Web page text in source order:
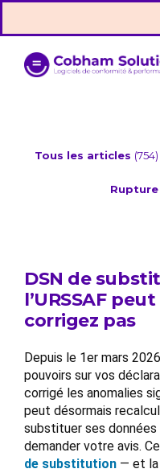
Tous les articles (754)
DSN de
l’URSSAF
corrigez pas
Depuis le 1er mars
pouvoirs sur vos
corrigé les anomalies
peut désormais
substituer ses données
demander votre avis.
de substitution — et la